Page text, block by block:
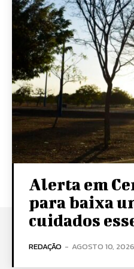
Alerta em
para baixa
cuidados
REDAÇÃO - AGOSTO 10, 2026